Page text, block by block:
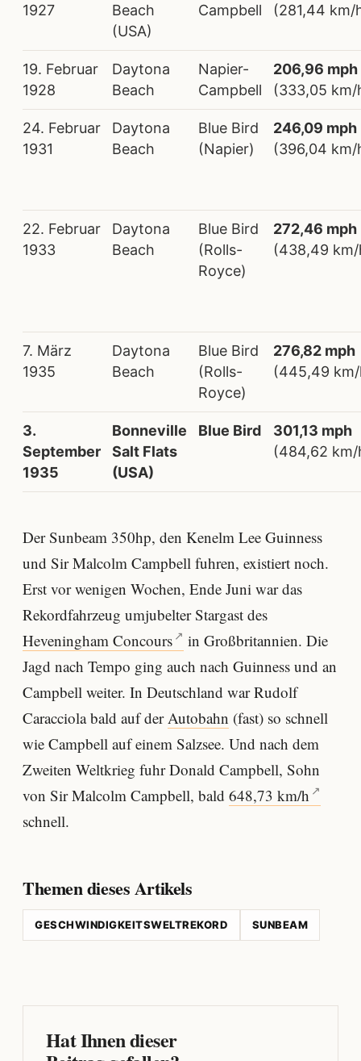
1927
Beach
(USA)
Campbell
(281,44 km/
19. Februar
1928
Daytona
Beach
Napier-
Campbell
206,96 mph
(333,05 km/
24. Februar
1931
Daytona
Beach
Blue Bird
(Napier)
246,09 mph
(396,04 km/
22. Februar
1933
Daytona
Beach
Blue Bird
(Rolls-
Royce)
272,46 mph
(438,49
7. März
1935
Daytona
Beach
Blue Bird
(Rolls-
Royce)
276,82 mph
(445,49
3.
September
1935
Bonneville
Salt Flats
(USA)
Blue Bird
301,13 mph
(484,62
Der Sunbeam 350hp, den Kenelm Lee Guinness
und Sir Malcolm Campbell fuhren, existiert noch.
Erst vor wenigen Wochen, Ende Juni war das
Rekordfahrzeug umjubelter Stargast des
Heveningham Concours
in Großbritannien. Die
Jagd nach Tempo ging auch nach Guinness und an
Campbell weiter. In Deutschland war Rudolf
Caracciola bald auf der Autobahn (fast) so schnell
wie Campbell auf einem Salzsee. Und nach dem
Zweiten Weltkrieg fuhr Donald Campbell, Sohn
von Sir Malcolm Campbell, bald 648,73 km/h
schnell.
Themen dieses Artikels
GESCHWINDIGKEITSWELTREKORD SUNBEAM
Hat Ihnen dieser